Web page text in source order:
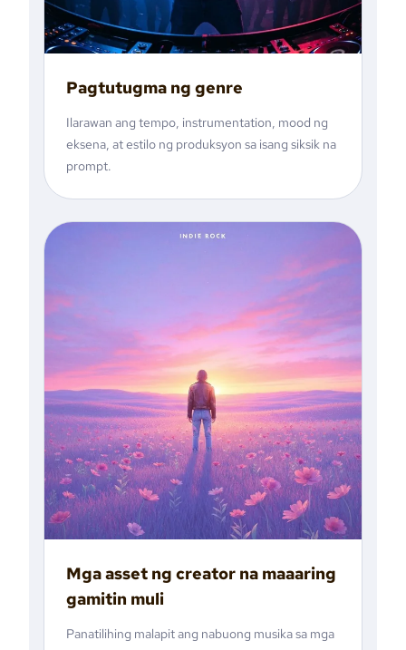
Pagtutugma ng genre
Ilarawan ang tempo, instrumentation, mood ng
eksena, at estilo ng produksyon sa isang siksik na
prompt.
Mga asset ng creator na maaaring
gamitin muli
Panatilihing malapit ang nabuong musika sa mga